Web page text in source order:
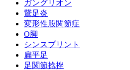
ガングリオン
鵞足炎
変形性股関節症
O脚
シンスプリント
扁平足
足関節捻挫